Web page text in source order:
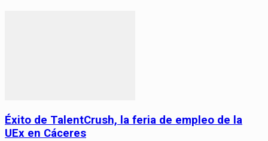
Éxito de TalentCrush, la feria de empleo de la
UEx en Cáceres